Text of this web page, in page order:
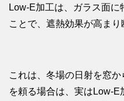
Low-E加工は、ガラス面
ことで、遮熱効果が高まり
これは、冬場の日射を窓
を頼る場合は、実はLow-E